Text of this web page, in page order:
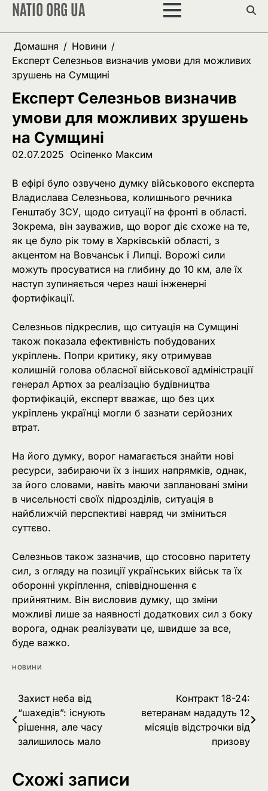
Перейти
вмісту
NATIO ORG UA
Домашня
Новини
Експерт Селезньов визначив умови для можливих
зрушень на Сумщині
Експерт Селезньов визначив
умови для можливих зрушень
на Сумщині
02.07.2025 Осіпенко Максим
В ефірі було озвучено думку військового експерта
Владислава Селезньова, колишнього речника
Генштабу ЗСУ, щодо ситуації на фронті в області.
Зокрема, він зауважив, що ворог діє схоже на те,
як це було рік тому в Харківській області, з
акцентом на Вовчанськ і Липці. Ворожі сили
можуть просуватися на глибину до 10 км, але їх
наступ зупиняється через наші інженерні
фортифікації.
Селезньов підкреслив, що ситуація на Сумщині
також показала ефективність побудованих
укріплень. Попри критику, яку отримував
колишній голова обласної військової адміністрації
генерал Артюх за реалізацію будівництва
фортифікацій, експерт вважає, що без цих
укріплень українці могли б зазнати серйозних
втрат.
На його думку, ворог намагається знайти нові
ресурси, забираючи їх з інших напрямків, однак,
за його словами, навіть маючи заплановані зміни
в чисельності своїх підрозділів, ситуація в
найближчій перспективі навряд чи зміниться
суттєво.
Селезньов також зазначив, що стосовно паритету
сил, з огляду на позиції українських військ та їх
оборонні укріплення, співвідношення є
прийнятним. Він висловив думку, що зміни
можливі лише за наявності додаткових сил з боку
ворога, однак реалізувати це, швидше за все,
буде важко.
НОВИНИ
Навігація
записів
Захист неба від
“шахедів”: існують
рішення, але часу
залишилось мало
Контракт 18-24:
ветеранам нададуть 12
місяців відстрочки від
призову
Схожі записи